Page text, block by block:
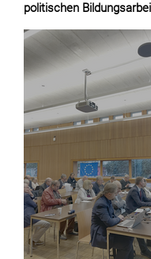
politischen